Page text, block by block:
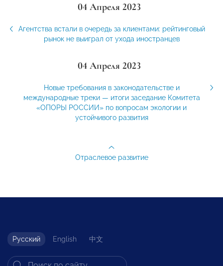
04 Апреля 2023
Агентства встали в очередь за клиентами: рейтинговый
рынок не выиграл от ухода иностранцев
04 Апреля 2023
Новые требования в законодательстве и
международные треки — итоги заседание Комитета
«ОПОРЫ РОССИИ» по вопросам экологии и
устойчивого развития
Отраслевое развитие
Русский English 中文